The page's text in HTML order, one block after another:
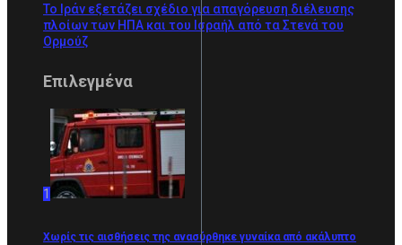
Το Ιράν εξετάζει σχέδιο για απαγόρευση διέλευσης
πλοίων των ΗΠΑ και του Ισραήλ από τα Στενά του
Ορμούζ
Επιλεγμένα
1
Χωρίς τις αισθήσεις της ανασύρθηκε γυναίκα από ακάλυπτο